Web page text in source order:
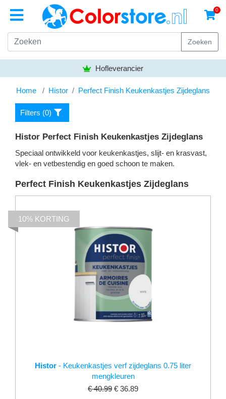
0
Zoeken
Hofleverancier
Home Histor Perfect Finish Keukenkastjes Zijdeglans
Filters (0)
Histor Perfect Finish Keukenkastjes Zijdeglans
Speciaal ontwikkeld voor keukenkastjes, slijt- en krasvast,
vlek- en vetbestendig en goed schoon te maken.
Perfect Finish Keukenkastjes Zijdeglans
Histor - Keukenkastjes verf zijdeglans 0.75 liter
mengkleuren
€ 40.99 € 36.89
10% KORTING